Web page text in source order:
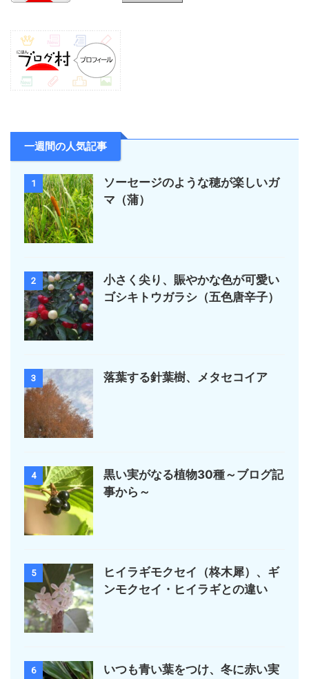
一週間の人気記事
1
ソーセージのような穂が楽しいガ
マ（蒲）
2
小さく尖り、賑やかな色が可愛い
ゴシキトウガラシ（五色唐辛子）
3 落葉する針葉樹、メタセコイア
4
黒い実がなる植物30種～ブログ記
事から～
5
ヒイラギモクセイ（柊木犀）、ギ
ンモクセイ・ヒイラギとの違い
6
いつも青い葉をつけ、冬に赤い実